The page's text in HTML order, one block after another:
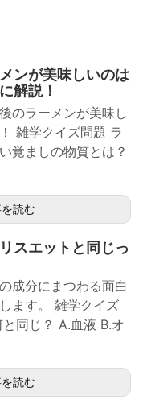
ンが美味しいのは
解説！
のラーメンが美味し
雑学クイズ問題 ラ
覚ましの物質とは？
読む
スエットと同じっ
成分にまつわる面白
ます。 雑学クイズ
同じ？ A.血液 B.オ
読む